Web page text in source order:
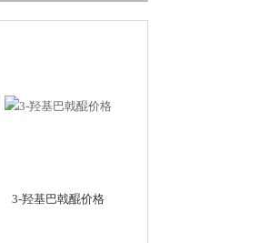
3-羟基巴戟醌价格